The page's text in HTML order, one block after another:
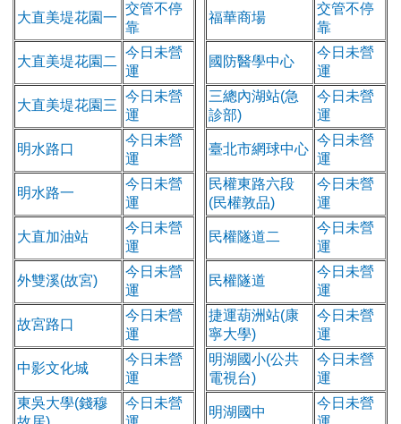
大直美堤花園一
交管不停
靠
大直美堤花園二
今日未營
運
大直美堤花園三
今日未營
運
明水路口
今日未營
運
明水路一
今日未營
運
大直加油站
今日未營
運
外雙溪(故宮)
今日未營
運
故宮路口
今日未營
運
中影文化城
今日未營
運
東吳大學(錢穆
今日未營
福華商場
交管不停
靠
國防醫學中心
今日未營
運
三總內湖站(急
診部)
今日未營
運
臺北市網球中心
今日未營
運
民權東路六段
(民權敦品)
今日未營
運
民權隧道二
今日未營
運
民權隧道
今日未營
運
捷運葫洲站(康
寧大學)
今日未營
運
明湖國小(公共
電視台)
今日未營
運
明湖國中
今日未營